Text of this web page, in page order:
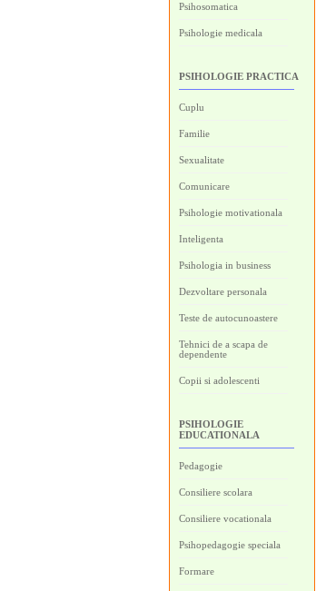
Psihosomatica
Psihologie medicala
PSIHOLOGIE PRACTICA
Cuplu
Familie
Sexualitate
Comunicare
Psihologie motivationala
Inteligenta
Psihologia in business
Dezvoltare personala
Teste de autocunoastere
Tehnici de a scapa de
dependente
Copii si adolescenti
PSIHOLOGIE
EDUCATIONALA
Pedagogie
Consiliere scolara
Consiliere vocationala
Psihopedagogie speciala
Formare